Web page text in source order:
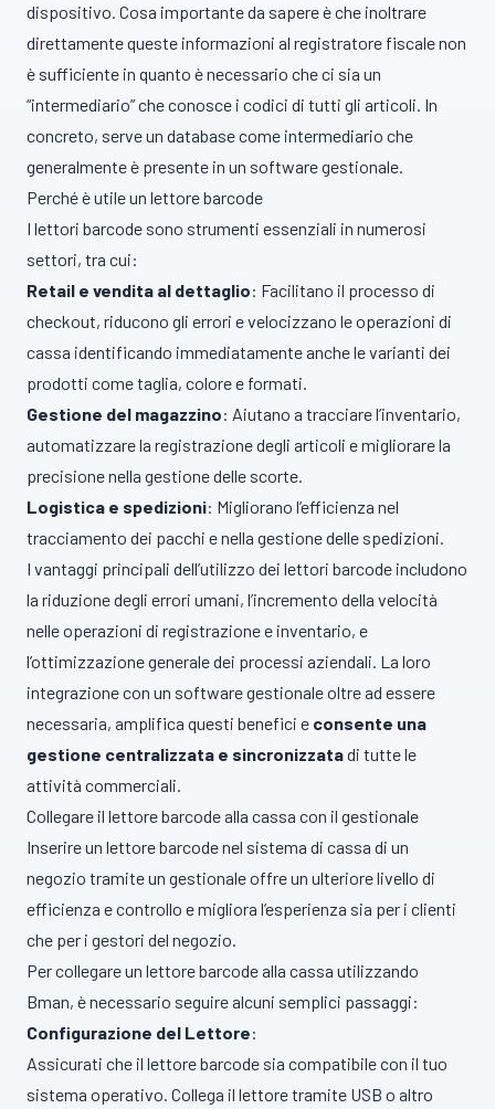
dispositivo. Cosa importante da sapere è che inoltrare
direttamente queste informazioni al registratore fiscale non
è sufficiente in quanto è necessario che ci sia un
“intermediario” che conosce i codici di tutti gli articoli. In
concreto, serve un database come intermediario che
generalmente è presente in un software gestionale.
Perché è utile un lettore barcode
I lettori barcode sono strumenti essenziali in numerosi
settori, tra cui:
Retail e vendita al dettaglio: Facilitano il processo di
checkout, riducono gli errori e velocizzano le operazioni di
cassa identificando immediatamente anche le varianti dei
prodotti come taglia, colore e formati.
Gestione del magazzino: Aiutano a tracciare l’inventario,
automatizzare la registrazione degli articoli e migliorare la
precisione nella gestione delle scorte.
Logistica e spedizioni: Migliorano l’efficienza nel
tracciamento dei pacchi e nella gestione delle spedizioni.
I vantaggi principali dell’utilizzo dei lettori barcode includono
la riduzione degli errori umani, l’incremento della velocità
nelle operazioni di registrazione e inventario, e
l’ottimizzazione generale dei processi aziendali. La loro
integrazione con un software gestionale oltre ad essere
necessaria, amplifica questi benefici e consente una
gestione centralizzata e sincronizzatadi tutte le
attività commerciali.
Collegare il lettore barcode alla cassa con il gestionale
Inserire un lettore barcode nel sistema di cassa di un
negozio tramite un gestionale offre un ulteriore livello di
efficienza e controllo e migliora l’esperienza sia per i clienti
che per i gestori del negozio.
Per collegare un lettore barcode alla cassa utilizzando
Bman, è necessario seguire alcuni semplici passaggi:
Configurazione del Lettore:
Assicurati che il lettore barcode sia compatibile con il tuo
sistema operativo. Collega il lettore tramite USB o altro